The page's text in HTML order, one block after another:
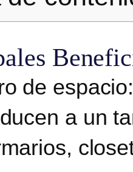
de espacio:
a un